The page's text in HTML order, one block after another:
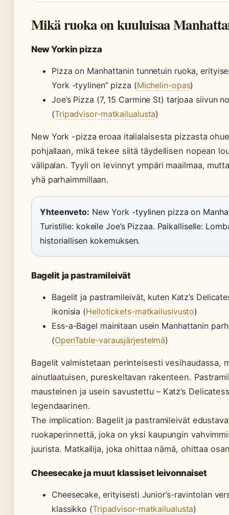
Mikä ruoka on kuuluisaa
New Yorkin pizza
Pizza on Manhattanin tunnetuin ruoka,
York -tyylinen” pizza (Michelin-opas)
Joe’s Pizza (7, 15 Carmine St) tarjoaa siivun
(Tripadvisor-matkailualusta)
New York -pizza eroaa italialaisesta pizzasta
pohjallaan, mikä tekee siitä täydellisen nopean
välipalan. Tyyli on levinnyt ympäri maailmaa,
yhä parhaimmillaan.
Yhteenveto: New York -tyylinen pizza on
Turistille: kokeile Joe’s Pizzaa. Paikalliselle:
historiallisen kokemuksen.
Bagelit ja pastramileivät
Bagelit ja pastramileivät, kuten Katz’s
ikonisia (Hellotickets-matkailusivusto)
Ess-a-Bagel mainitaan usein Manhattanin
(OpenTable-varausjärjestelmä)
Bagelit valmistetaan perinteisesti vesihaudassa,
ainutlaatuisen, pureskeltavan rakenteen.
mausteinen ja usein savustettu – Katz’s
legendaarinen.
The implication: Bagelit ja pastramileivät
ruokaperinnettä, joka on yksi kaupungin
juurista. Matkailija, joka ohittaa nämä, ohittaa
Cheesecake ja muut klassiset leivonnaiset
Cheesecake, erityisesti Junior’s-ravintolan
klassikko (Tripadvisor-matkailualusta)